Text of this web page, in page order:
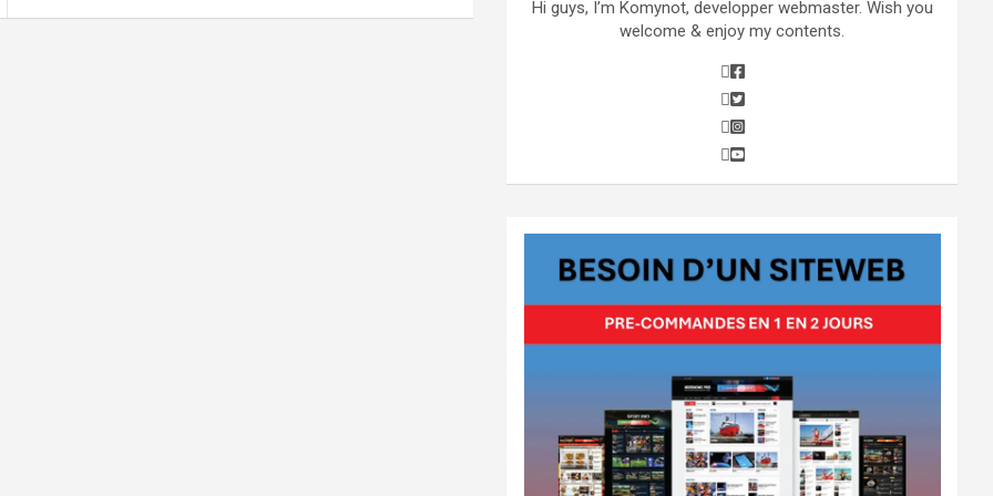
Hi guys, I’m Komynot, developper webmaster. Wish you
welcome & enjoy my contents.